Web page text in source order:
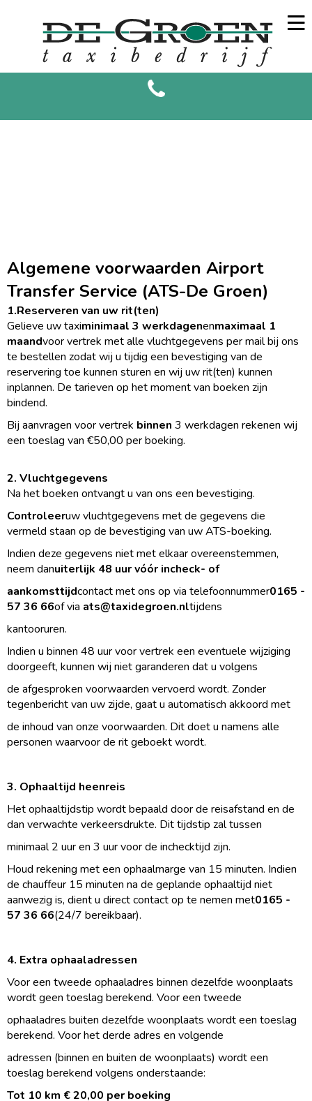
Algemene voorwaarden Airport
Transfer Service (ATS-De Groen)
1.Reserveren van uw rit(ten)
Gelieve uw taximinimaal 3 werkdagenenmaximaal 1
maandvoor vertrek met alle vluchtgegevens per mail bij ons
te bestellen zodat wij u tijdig een bevestiging van de
reservering toe kunnen sturen en wij uw rit(ten) kunnen
inplannen. De tarieven op het moment van boeken zijn
bindend.
Bij aanvragen voor vertrek binnen 3 werkdagen rekenen wij
een toeslag van €50,00 per boeking.
2. Vluchtgegevens
Na het boeken ontvangt u van ons een bevestiging.
Controleeruw vluchtgegevens met de gegevens die
vermeld staan op de bevestiging van uw ATS-boeking.
Indien deze gegevens niet met elkaar overeenstemmen,
neem danuiterlijk 48 uur vóór incheck- of
aankomsttijdcontact met ons op via telefoonnummer0165 -
57 36 66of via ats@taxidegroen.nltijdens
kantooruren.
Indien u binnen 48 uur voor vertrek een eventuele wijziging
doorgeeft, kunnen wij niet garanderen dat u volgens
de afgesproken voorwaarden vervoerd wordt. Zonder
tegenbericht van uw zijde, gaat u automatisch akkoord met
de inhoud van onze voorwaarden. Dit doet u namens alle
personen waarvoor de rit geboekt wordt.
3. Ophaaltijd heenreis
Het ophaaltijdstip wordt bepaald door de reisafstand en de
dan verwachte verkeersdrukte. Dit tijdstip zal tussen
minimaal 2 uur en 3 uur voor de inchecktijd zijn.
Houd rekening met een ophaalmarge van 15 minuten. Indien
de chauffeur 15 minuten na de geplande ophaaltijd niet
aanwezig is, dient u direct contact op te nemen met0165 -
57 36 66(24/7 bereikbaar).
4. Extra ophaaladressen
Voor een tweede ophaaladres binnen dezelfde woonplaats
wordt geen toeslag berekend. Voor een tweede
ophaaladres buiten dezelfde woonplaats wordt een toeslag
berekend. Voor het derde adres en volgende
adressen (binnen en buiten de woonplaats) wordt een
toeslag berekend volgens onderstaande:
Tot 10 km € 20,00 per boeking